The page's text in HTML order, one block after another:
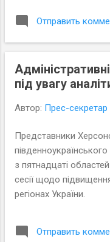
Отправить
під увагу
Автор: Прес-
Представники
з пятнадцаті
сесії щодо
регіонах України.
Отправить